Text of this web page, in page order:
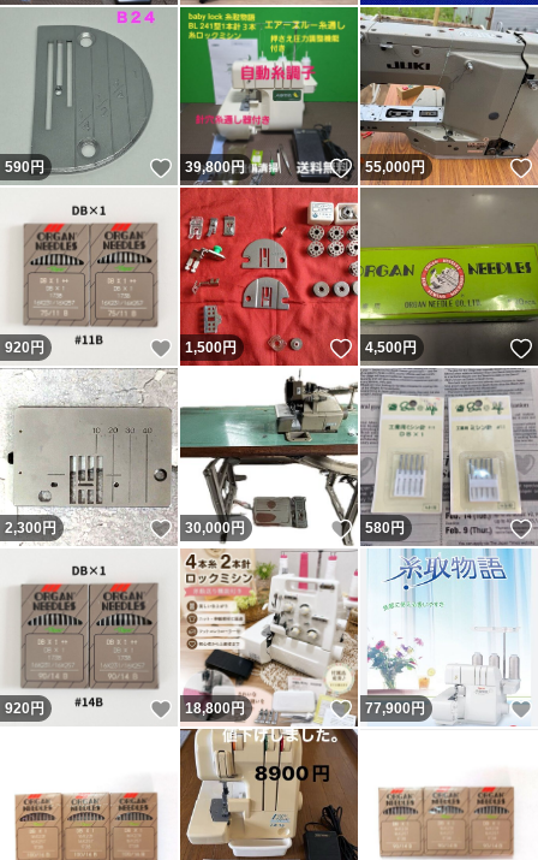
590円 いいね！
39,800円 いいね！
55,000円
920 円 いいね！
1,500円 いいね！
4,500円
2,300円 いいね！
30,000円 いいね！
580円
920 円 いいね！
18,800円 いいね！
77,900円